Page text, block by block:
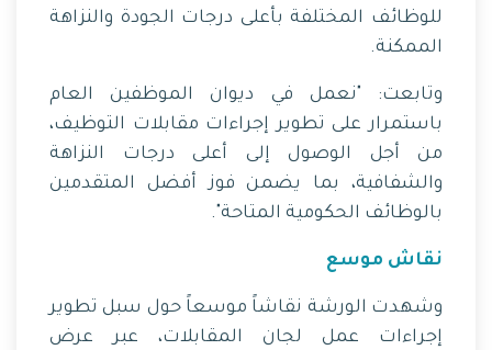
للوظائف المختلفة بأعلى درجات الجودة والنزاهة
الممكنة.
وتابعت: "نعمل في ديوان الموظفين العام
باستمرار على تطوير إجراءات مقابلات التوظيف،
من أجل الوصول إلى أعلى درجات النزاهة
والشفافية، بما يضمن فوز أفضل المتقدمين
بالوظائف الحكومية المتاحة".
نقاش موسع
وشهدت الورشة نقاشاً موسعاً حول سبل تطوير
إجراءات عمل لجان المقابلات، عبر عرض